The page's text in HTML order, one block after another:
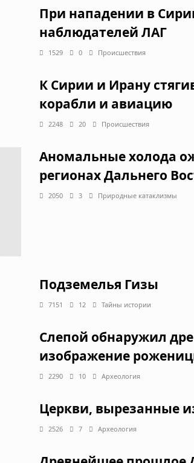
При нападении в
наблюдателей ЛАГ
1529 0 Происшествия
К Сирии и Ирану
корабли и авиацию
2248 20 Происшествия
Аномальные холода
регионах Дальнего
2050 3 Природные катаклизмы
Подземелья Гизы
7151 12 Тайны истории
Слепой обнаружил
изображение
2290 10 Археология
Церкви, вырезанные
2526 7 Археология